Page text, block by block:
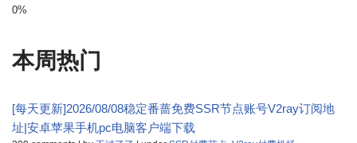
本周热门
[每天更新]2026/08/08稳定番蔷免费SSR节点账号V2ray订阅地
址|安卓苹果手机pc电脑客户端下载